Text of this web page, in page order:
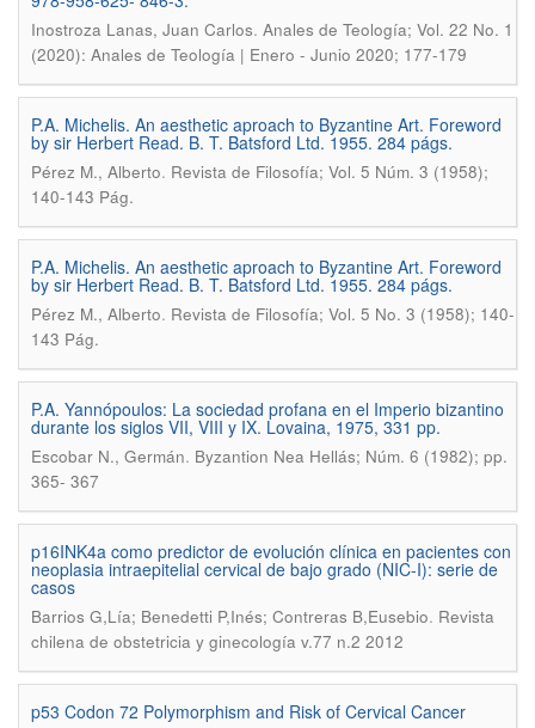
Inostroza Lanas, Juan Carlos. Anales de Teología; Vol. 22 No. 1
(2020): Anales de Teología | Enero - Junio 2020; 177-179
P.A. Michelis. An aesthetic aproach to Byzantine Art. Foreword
by sir Herbert Read. B. T. Batsford Ltd. 1955. 284 págs.
Pérez M., Alberto. Revista de Filosofía; Vol. 5 Núm. 3 (1958);
140-143 Pág.
P.A. Michelis. An aesthetic aproach to Byzantine Art. Foreword
by sir Herbert Read. B. T. Batsford Ltd. 1955. 284 págs.
Pérez M., Alberto. Revista de Filosofía; Vol. 5 No. 3 (1958); 140-
143 Pág.
P.A. Yannópoulos: La sociedad profana en el Imperio bizantino
durante los siglos VII, VIII y IX. Lovaina, 1975, 331 pp.
Escobar N., Germán. Byzantion Nea Hellás; Núm. 6 (1982); pp.
365- 367
p16INK4a como predictor de evolución clínica en pacientes con
neoplasia intraepitelial cervical de bajo grado (NIC-I): serie de
casos
Barrios G,Lía; Benedetti P,Inés; Contreras B,Eusebio. Revista
chilena de obstetricia y ginecología v.77 n.2 2012
p53 Codon 72 Polymorphism and Risk of Cervical Cancer